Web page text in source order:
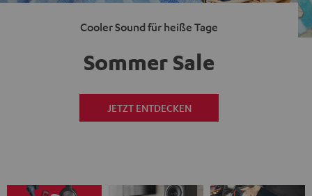
Cooler Sound für heiße Tage
Sommer Sale
JETZT ENTDECKEN